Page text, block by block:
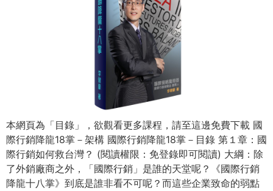
本網頁為「目錄」，欲觀看更多課程，請至 這邊免費下載 國
際行銷降龍18掌－架構 國際行銷降龍18掌－目錄 第１章：國
際行銷如何救台灣？ (閱讀權限：免登錄即可閱讀) 大綱：除
了外銷廠商之外，「國際行銷」是誰的天堂呢？《國際行銷
降龍十八掌》到底是誰非看不可呢？而這些企業致命的弱點